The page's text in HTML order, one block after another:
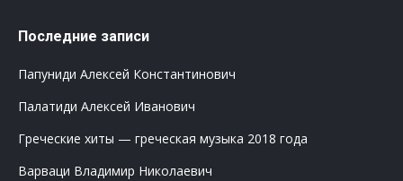
Последние записи
Папуниди Алексей Константинович
Палатиди Алексей Иванович
Греческие хиты — греческая музыка 2018 года
Варваци Владимир Николаевич